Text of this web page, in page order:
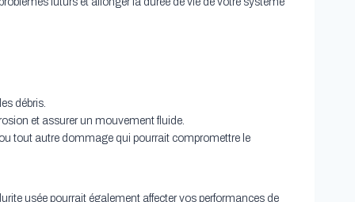
débris.
et assurer un mouvement fluide.
tout autre dommage qui pourrait compromettre le
usée pourrait également affecter vos performances de